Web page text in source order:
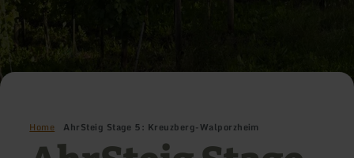
Home AhrSteig Stage 5: Kreuzberg-Walporzheim